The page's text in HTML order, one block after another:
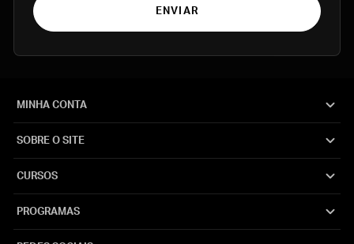
ENVIAR
MINHA CONTA
SOBRE O SITE
CURSOS
PROGRAMAS